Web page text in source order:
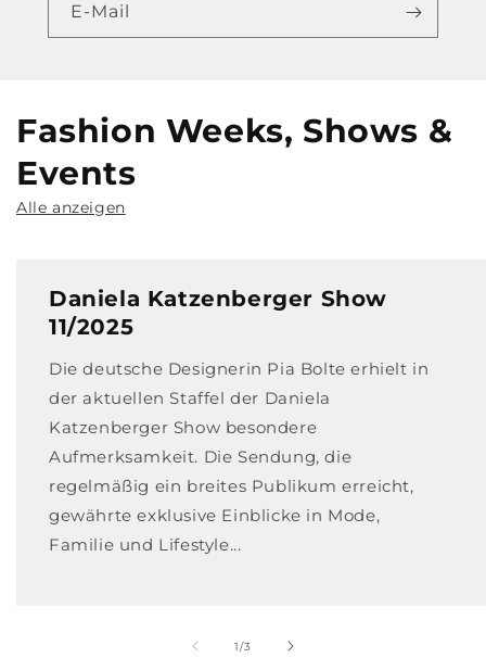
E-Mail
Fashion Weeks, Shows &
Events
Alle anzeigen
Daniela Katzenberger Show
11/2025
Die deutsche Designerin Pia Bolte erhielt in
der aktuellen Staffel der Daniela
Katzenberger Show besondere
Aufmerksamkeit. Die Sendung, die
regelmäßig ein breites Publikum erreicht,
gewährte exklusive Einblicke in Mode,
Familie und Lifestyle...
1/von
3